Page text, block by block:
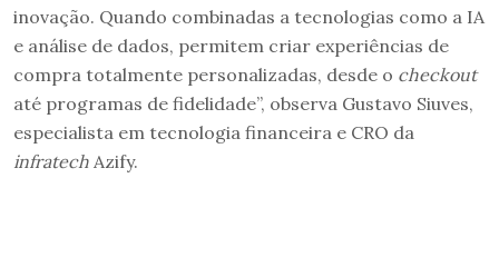
inovação. Quando combinadas a tecnologias como a IA
e análise de dados, permitem criar experiências de
compra totalmente personalizadas, desde o checkout
até programas de fidelidade”, observa Gustavo Siuves,
especialista em tecnologia financeira e CRO da
infratech Azify.